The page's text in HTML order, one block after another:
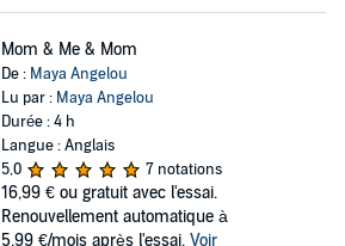
Mom & Me & Mom
De : Maya Angelou
Lu par : Maya Angelou
Durée : 4 h
Langue : Anglais
5,0
7 notations
16,99 € ou gratuit avec l'essai.
Renouvellement automatique à
5,99 €/mois après l'essai. Voir